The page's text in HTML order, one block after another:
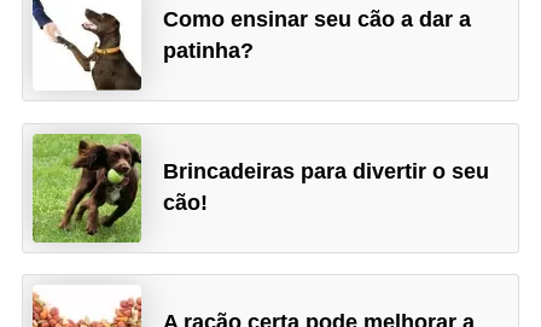
Como ensinar seu cão a dar a
patinha?
Brincadeiras para divertir o seu
cão!
m
a
i
s
e
x
ó
t